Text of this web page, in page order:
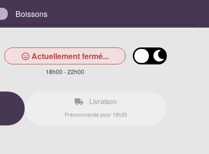
Boissons
Actuellement fermé...
18h00 - 22h00
Livraison
Précommande pour 18h35